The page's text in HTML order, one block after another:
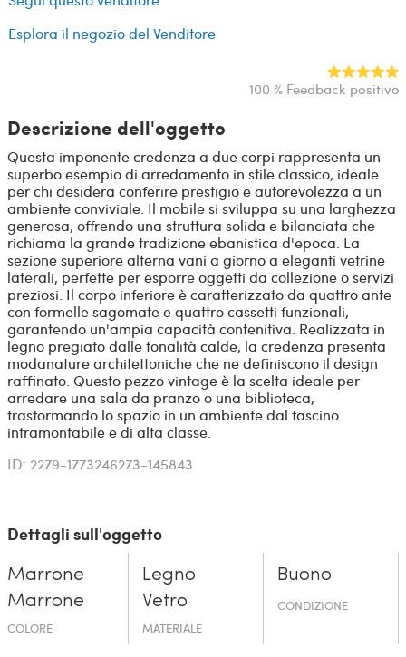
Esplora il negozio del Venditore
100 % Feedback positivo
Descrizione dell'oggetto
Questa imponente credenza a due corpi rappresenta un
superbo esempio di arredamento in stile classico, ideale
per chi desidera conferire prestigio e autorevolezza a un
ambiente conviviale. Il mobile si sviluppa su una larghezza
generosa, offrendo una struttura solida e bilanciata che
richiama la grande tradizione ebanistica d'epoca. La
sezione superiore alterna vani a giorno a eleganti vetrine
laterali, perfette per esporre oggetti da collezione o servizi
preziosi. Il corpo inferiore è caratterizzato da quattro ante
con formelle sagomate e quattro cassetti funzionali,
garantendo un'ampia capacità contenitiva. Realizzata in
legno pregiato dalle tonalità calde, la credenza presenta
modanature architettoniche che ne definiscono il design
raffinato. Questo pezzo vintage è la scelta ideale per
arredare una sala da pranzo o una biblioteca,
trasformando lo spazio in un ambiente dal fascino
intramontabile e di alta classe.
ID: 2279-1773246273-145843
Dettagli sull'oggetto
Marrone
Marrone
COLORE
Legno
Vetro
MATERIALE
Buono
CONDIZIONE